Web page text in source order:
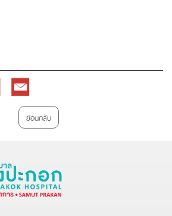
Email
ย้อนกลับ